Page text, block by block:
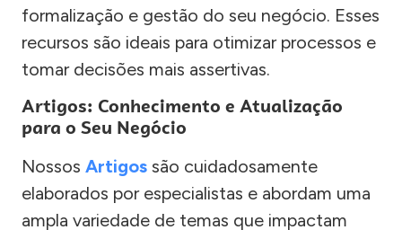
formalização e gestão do seu negócio. Esses
recursos são ideais para otimizar processos e
tomar decisões mais assertivas.
Artigos: Conhecimento e Atualização
para o Seu Negócio
Nossos Artigos são cuidadosamente
elaborados por especialistas e abordam uma
ampla variedade de temas que impactam